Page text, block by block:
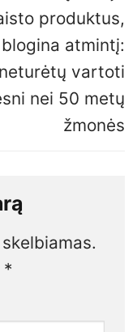
produktus,
atmintį:
vartoti
nei 50 metų
žmonės
*